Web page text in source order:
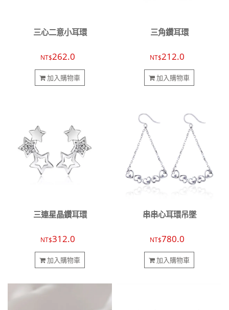
三心二意小耳環
NT$262.0
加入購物車
三角鑽耳環
NT$212.0
加入購物車
三連星晶鑽耳環
NT$312.0
加入購物車
串串心耳環吊墜
NT$780.0
加入購物車